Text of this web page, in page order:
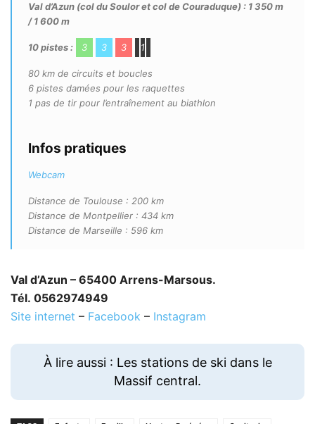
Val d’Azun (col du Soulor et col de Couraduque) : 1 350 m
/ 1 600 m
10 pistes : 3 3 3 1
80 km de circuits et boucles
6 pistes damées pour les raquettes
1 pas de tir pour l’entraînement au biathlon
Infos pratiques
Webcam
Distance de Toulouse : 200 km
Distance de Montpellier : 434 km
Distance de Marseille : 596 km
Val d’Azun – 65400 Arrens-Marsous.
Tél. 0562974949
Site internet – Facebook – Instagram
À lire aussi : Les stations de ski dans le
Massif central.